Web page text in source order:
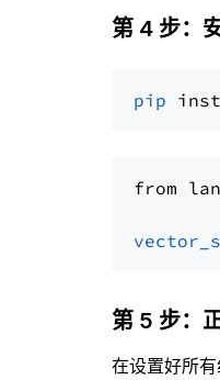
第 4 步：
pip
from
第 5 步：
在设置好所